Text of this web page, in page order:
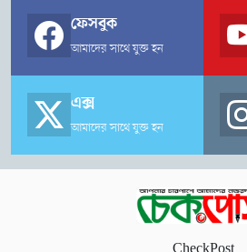
ফেসবুক
আমাদের সাথে যুক্ত হন
এক্স
আমাদের সাথে যুক্ত হন